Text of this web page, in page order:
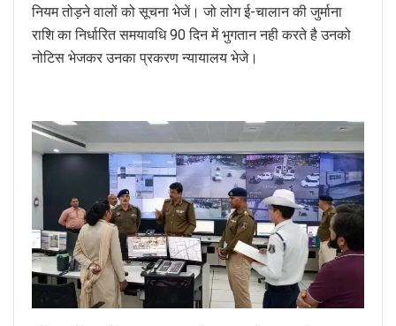
नियम तोड़ने वालों को सूचना भेजें। जो लोग ई-चालान की जुर्माना
राशि का निर्धारित समयावधि 90 दिन में भुगतान नही करते है उनको
नोटिस भेजकर उनका प्रकरण न्यायालय भेजे।